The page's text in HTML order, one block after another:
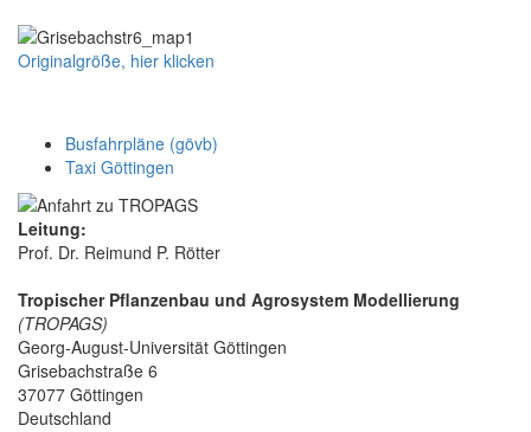
Originalgröße, hier klicken
Busfahrpläne (gövb)
Taxi Göttingen
Leitung:
Prof. Dr. Reimund P. Rötter
Tropischer Pflanzenbau und Agrosystem Modellierung
(TROPAGS)
Georg-August-Universität Göttingen
Grisebachstraße 6
37077 Göttingen
Deutschland